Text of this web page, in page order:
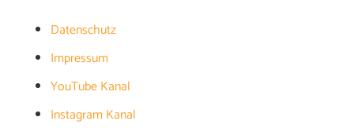
Datenschutz
Impressum
YouTube Kanal
Instagram Kanal